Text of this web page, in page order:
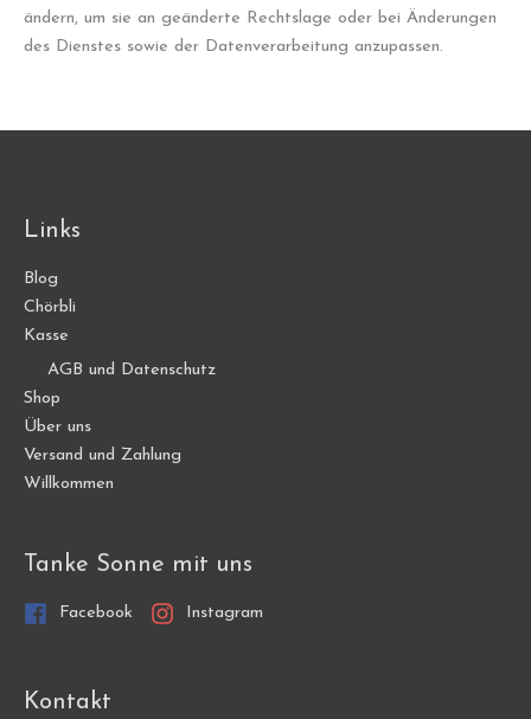
ändern, um sie an geänderte Rechtslage oder bei Änderungen
des Dienstes sowie der Datenverarbeitung anzupassen.
Links
Blog
Chörbli
Kasse
AGB und Datenschutz
Shop
Über uns
Versand und Zahlung
Willkommen
Tanke Sonne mit uns
Facebook Instagram
Kontakt